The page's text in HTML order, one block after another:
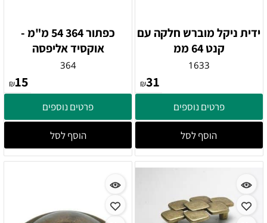
ידית ניקל מוברש חלקה עם
קנט 64 ממ
1633
₪31
פרטים נוספים
הוסף לסל
כפתור 364 54 מ"מ -
אוקסיד אליפסה
364
₪15
פרטים נוספים
הוסף לסל